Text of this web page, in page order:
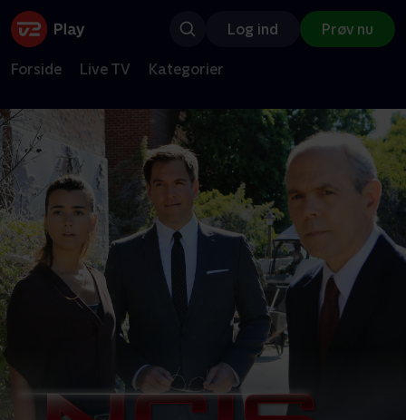
Log ind Prøv nu
Forside Live TV Kategorier